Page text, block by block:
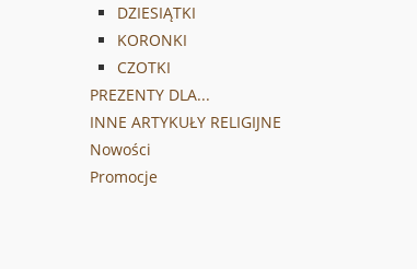
DZIESIĄTKI
KORONKI
CZOTKI
PREZENTY DLA...
INNE ARTYKUŁY RELIGIJNE
Nowości
Promocje